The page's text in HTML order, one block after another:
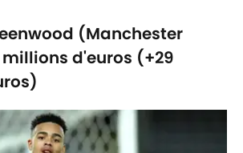
(Manchester
d'euros (+29